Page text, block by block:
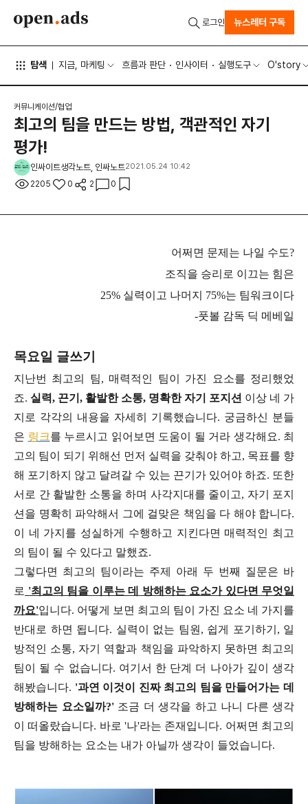
탐색 지금, 마케팅 흐름과 판단 인사이터 실행도구 O'story
로그인 뉴스레터 구독
커뮤니케이션/협업
최고의 팀을 만드는 방법, 객관적인 자기
평가!
인싸이트생각노트, 인싸노트2021.05.24 10:42
2205 0 2 0
어쩌면 문제는 나일 수도?
조직을 승리로 이끄는 힘은
25% 실력이고 나머지 75%는 팀워크이다
-풋볼 감독 딕 메베일
목요일 글쓰기
지난번 최고의 팀, 매력적인 팀이 가진 요소를 정리했었
죠. 실력, 끈기, 활발한 소통, 명확한 자기 포지션 이상 네 가
지로 각각의 내용을 자세히 기록했습니다. 궁금하신 분들
은 링크를 누르시고 읽어보면 도움이 될 거라 생각해요. 최
고의 팀이 되기 위해선 먼저 실력을 갖춰야 하고, 목표를 향
해 포기하지 않고 달려갈 수 있는 끈기가 있어야 하죠. 또한
서로 간 활발한 소통을 하며 사각지대를 줄이고, 자기 포지
션을 명확히 파악해서 그에 걸맞은 책임을 다 해야 합니다.
이 네 가지를 성실하게 수행하고 지킨다면 매력적인 최고
의 팀이 될 수 있다고 말했죠.
그렇다면 최고의 팀이라는 주제 아래 두 번째 질문은 바
로 '최고의 팀을 이루는 데 방해하는 요소가 있다면 무엇일
까요'입니다. 어떻게 보면 최고의 팀이 가진 요소 네 가지를
반대로 하면 됩니다. 실력이 없는 팀원, 쉽게 포기하기, 일
방적인 소통, 자기 역할과 책임을 파악하지 못하면 최고의
팀이 될 수 없습니다. 여기서 한 단계 더 나아가 깊이 생각
해봤습니다. '과연 이것이 진짜 최고의 팀을 만들어가는 데
방해하는 요소일까?'조금 더 생각을 하고 나니 다른 생각
이 떠올랐습니다. 바로 '나'라는 존재입니다. 어쩌면 최고의
팀을 방해하는 요소는 내가 아닐까 생각이 들었습니다.